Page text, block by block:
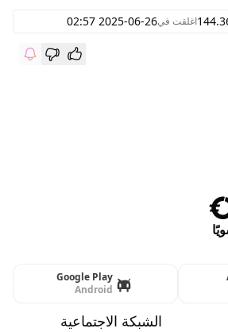
اغلقت في2025-06-26 02:57
Google Play
Android
الشبكة الاجتماعية